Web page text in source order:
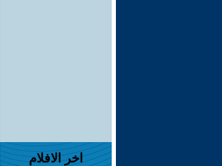
اخر الافلام